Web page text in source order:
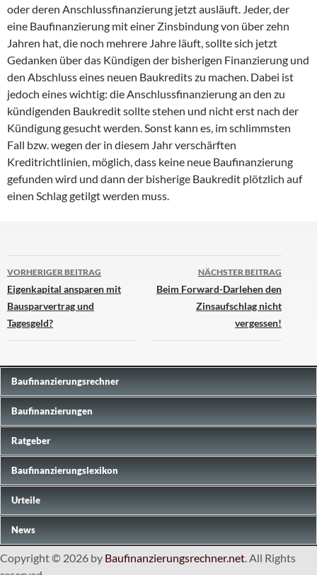
oder deren Anschlussfinanzierung jetzt ausläuft. Jeder, der
eine Baufinanzierung mit einer Zinsbindung von über zehn
Jahren hat, die noch mehrere Jahre läuft, sollte sich jetzt
Gedanken über das Kündigen der bisherigen Finanzierung und
den Abschluss eines neuen Baukredits zu machen. Dabei ist
jedoch eines wichtig: die Anschlussfinanzierung an den zu
kündigenden Baukredit sollte stehen und nicht erst nach der
Kündigung gesucht werden. Sonst kann es, im schlimmsten
Fall bzw. wegen der in diesem Jahr verschärften
Kreditrichtlinien, möglich, dass keine neue Baufinanzierung
gefunden wird und dann der bisherige Baukredit plötzlich auf
einen Schlag getilgt werden muss.
Beitrags-
Navigation
VORHERIGER BEITRAG
Eigenkapital ansparen mit
Bausparvertrag und
Tagesgeld?
NÄCHSTER BEITRAG
Beim Forward-Darlehen den
Zinsaufschlag nicht
vergessen!
Baufinanzierungs­rechner
Baufinanzierungen
Ratgeber
Baufinanzierungslexikon
Urteile
News
Copyright © 2026 by Baufinanzierungsrechner.net. All Rights